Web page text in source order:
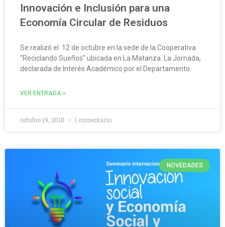
Innovación e Inclusión para una
Economía Circular de Residuos
Se realizó el 12 de octubre en la sede de la Cooperativa
“Reciclando Sueños” ubicada en La Matanza. La Jornada,
declarada de Interés Académico por el Departamento
VER ENTRADA »
octubre 19, 2018 1 comentario
NOVEDADES